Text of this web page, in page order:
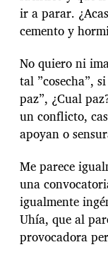
ir a parar.
cemento y
No quiero ni
tal ”cosecha”,
paz”, ¿Cual
un conflicto,
apoyan o
Me parece
una
igualmente
Uhía, que al
provocadora